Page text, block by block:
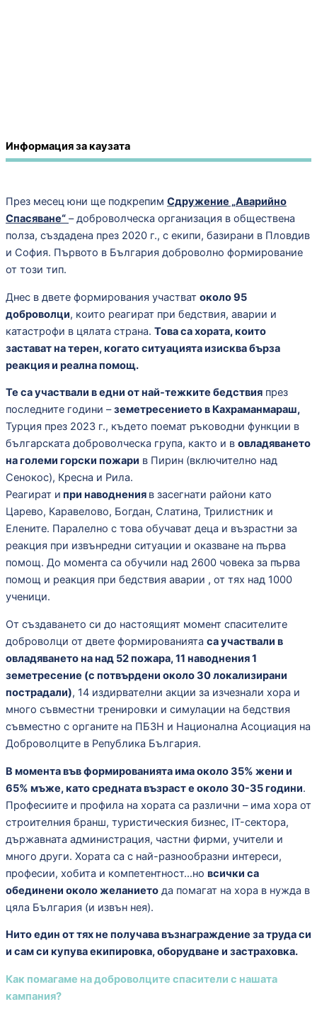
Информация за каузата
През месец юни ще подкрепим Сдружение „Аварийно
Спасяване“ – доброволческа организация в обществена
полза, създадена през 2020 г., с екипи, базирани в Пловдив
и София. Първото в България доброволно формирование
от този тип.
Днес в двете формирования участват около 95
доброволци, които реагират при бедствия, аварии и
катастрофи в цялата страна. Това са хората, които
застават на терен, когато ситуацията изисква бърза
реакция и реална помощ.
Те са участвали в едни от най-тежките бедствия през
последните години –земетресението в Кахраманмараш,
Турция през 2023 г., където поемат ръководни функции в
българската доброволческа група, както и в овладяването
на големи горски пожари в Пирин (включително над
Сенокос), Кресна и Рила.
Реагират и при наводнения в засегнати райони като
Царево, Каравелово, Богдан, Слатина, Трилистник и
Елените. Паралелно с това обучават деца и възрастни за
реакция при извънредни ситуации и оказване на първа
помощ. До момента са обучили над 2600 човека за първа
помощ и реакция при бедствия аварии , от тях над 1000
ученици.
От създаването си до настоящият момент спасителите
доброволци от двете формированията са участвали в
овладяването на над 52 пожара, 11 наводнения 1
земетресение (с потвърдени около 30 локализирани
пострадали), 14 издирвателни акции за изчезнали хора и
много съвместни тренировки и симулации на бедствия
съвместно с органите на ПБЗН и Национална Асоциация на
Доброволците в Република България.
В момента във формированията има около 35% жени и
65% мъже, като средната възраст е около 30-35 години.
Професиите и профила на хората са различни – има хора от
строителния бранш, туристическия бизнес, IT-сектора,
държавната администрация, частни фирми, учители и
много други. Хората са с най-разнообразни интереси,
професии, хобита и компетентност…но всички са
обединени около желанието да помагат на хора в нужда в
цяла България (и извън нея).
Нито един от тях не получава възнаграждение за труда си
и сам си купува екипировка, оборудване и застраховка.
Как помагаме на доброволците спасители с нашата
кампания?